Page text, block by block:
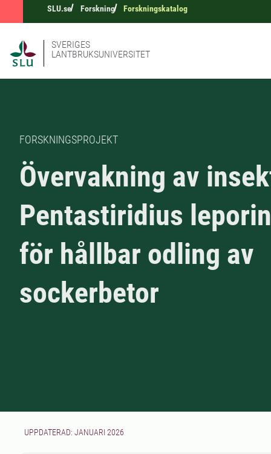
SLU.se Forskning Forskningskatalog
SVERIGES
LANTBRUKSUNIVERSITET
FORSKNINGSPROJEKT
Övervakning av
Pentastiridius
för hållbar odling av
sockerbetor
UPPDATERAD: JANUARI 2026